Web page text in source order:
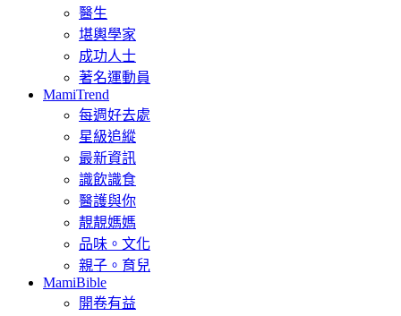
醫生
堪輿學家
成功人士
著名運動員
MamiTrend
每週好去處
星級追縱
最新資訊
識飲識食
醫護與你
靚靚媽媽
品味。文化
親子。育兒
MamiBible
開卷有益